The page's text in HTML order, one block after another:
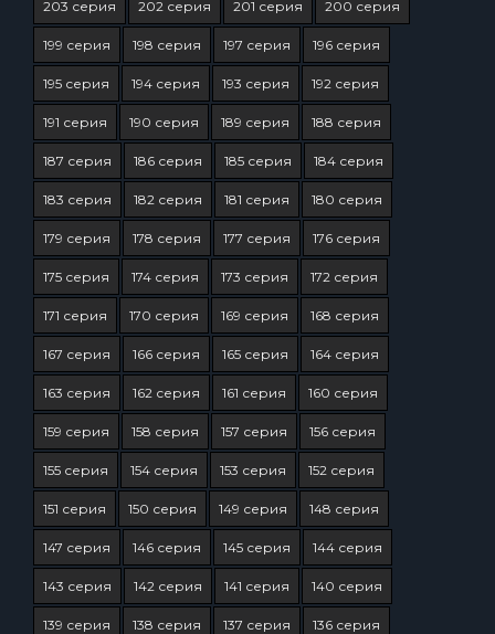
203 серия 202 серия 201 серия 200 серия
199 серия 198 серия 197 серия 196 серия
195 серия 194 серия 193 серия 192 серия
191 серия 190 серия 189 серия 188 серия
187 серия 186 серия 185 серия 184 серия
183 серия 182 серия 181 серия 180 серия
179 серия 178 серия 177 серия 176 серия
175 серия 174 серия 173 серия 172 серия
171 серия 170 серия 169 серия 168 серия
167 серия 166 серия 165 серия 164 серия
163 серия 162 серия 161 серия 160 серия
159 серия 158 серия 157 серия 156 серия
155 серия 154 серия 153 серия 152 серия
151 серия 150 серия 149 серия 148 серия
147 серия 146 серия 145 серия 144 серия
143 серия 142 серия 141 серия 140 серия
139 серия 138 серия 137 серия 136 серия